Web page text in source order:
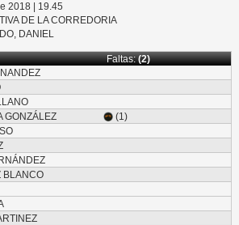
2018 | 19.45
DE LA CORREDORIA
DANIEL
Faltas:(2)
GONZÁLEZ
(1)
BLANCO